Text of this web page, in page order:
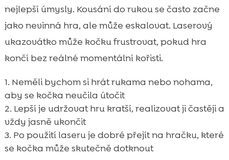
nejlepší úmysly. Kousání do rukou se často začne
jako nevinná hra, ale může eskalovat. Laserový
ukazovátko může kočku frustrovat, pokud hra
končí bez reálné momentální kořisti.
Neměli bychom si hrát rukama nebo nohama,
aby se kočka neučila útočit
Lepší je udržovat hru kratší, realizovat ji častěji a
vždy jasně ukončit
Po použití laseru je dobré přejít na hračku, které
se kočka může skutečně dotknout